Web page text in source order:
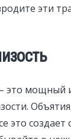
эти
это мощный
это